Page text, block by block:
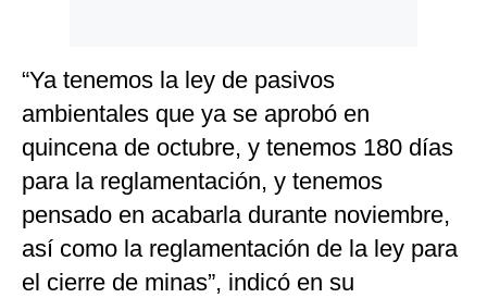
“Ya tenemos la ley de pasivos
ambientales que ya se aprobó en
quincena de octubre, y tenemos 180 días
para la reglamentación, y tenemos
pensado en acabarla durante noviembre,
así como la reglamentación de la ley para
el cierre de minas”, indicó en su